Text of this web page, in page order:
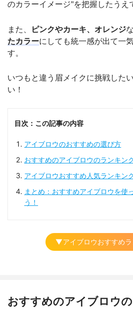
のカラーイメージ"を把握したうえ
また、 ピンクやカーキ、オレンジ
たカラーにしても統一感が出て一
す。
いつもと違う眉メイクに挑戦した
い！
目次：この記事の内容
アイブロウのおすすめの選び方
おすすめのアイブロウのランキン
アイブロウおすすめ人気ランキン
まとめ：おすすめアイブロウを使
う！
▼アイブロウおすすめラ
おすすめのアイブロウ